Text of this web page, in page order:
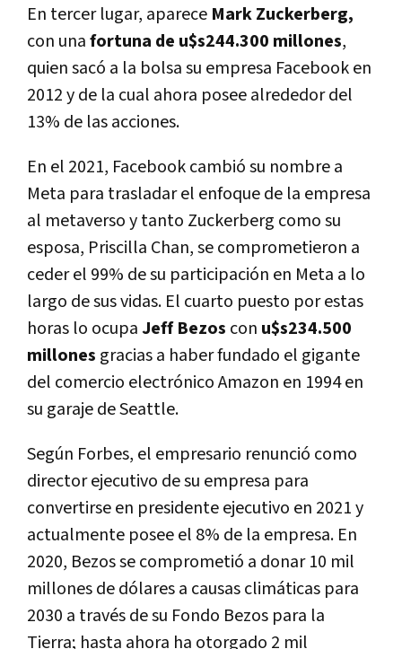
En tercer lugar, aparece Mark Zuckerberg,
con unafortuna de u$s244.300 millones,
quien sacó a la bolsa su empresa Facebook en
2012 y de la cual ahora posee alrededor del
13% de las acciones.
En el 2021, Facebook cambió su nombre a
Meta para trasladar el enfoque de la empresa
al metaverso y tanto Zuckerberg como su
esposa, Priscilla Chan, se comprometieron a
ceder el 99% de su participación en Meta a lo
largo de sus vidas. El cuarto puesto por estas
horas lo ocupaJeff Bezos con u$s234.500
millones gracias a haber fundado el gigante
del comercio electrónico Amazon en 1994 en
su garaje de Seattle.
Según Forbes, el empresario renunció como
director ejecutivo de su empresa para
convertirse en presidente ejecutivo en 2021 y
actualmente posee el 8% de la empresa. En
2020, Bezos se comprometió a donar 10 mil
millones de dólares a causas climáticas para
2030 a través de su Fondo Bezos para la
Tierra; hasta ahora ha otorgado 2 mil